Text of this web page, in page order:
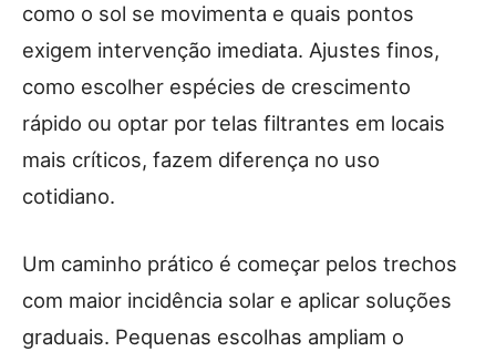
como o sol se movimenta e quais pontos
exigem intervenção imediata. Ajustes finos,
como escolher espécies de crescimento
rápido ou optar por telas filtrantes em locais
mais críticos, fazem diferença no uso
cotidiano.
Um caminho prático é começar pelos trechos
com maior incidência solar e aplicar soluções
graduais. Pequenas escolhas ampliam o